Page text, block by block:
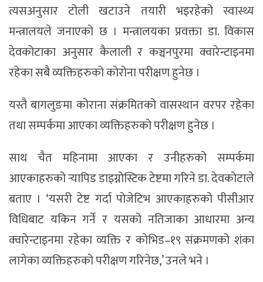
त्यसअनुसार टोली खटाउने तयारी भइरहेको स्वास्थ्य
मन्त्रालयले जनाएको छ । मन्त्रालयका प्रवक्ता डा. विकास
देवकोटाका अनुसार कैलाली र कञ्चनपुरमा क्वारेन्टाइनमा
रहेका सबै व्यक्तिहरुको कोरोना परीक्षण हुनेछ ।
यस्तै बागलुङमा कोराना संक्रमितको वासस्थान वरपर रहेका
तथा सम्पर्कमा आएका व्यक्तिहरुको परीक्षण हुनेछ ।
साथ चैत महिनामा आएका र उनीहरुको सम्पर्कमा
आएकाहरुको र्‍यापिड डाइग्नोस्टिक टेष्टमा गरिने डा. देवकोटाले
बताए । ‘यसरी टेष्ट गर्दा पोजेटिभ आएकाहरुको पीसीआर
विधिबाट यकिन गर्ने र यसको नतिजाका आधारमा अन्य
क्वारेन्टाइनमा रहेका व्यक्ति र कोभिड–१९ संक्रमणको शंका
लागेका व्यक्तिहरुको परीक्षण गरिनेछ,’ उनले भने ।